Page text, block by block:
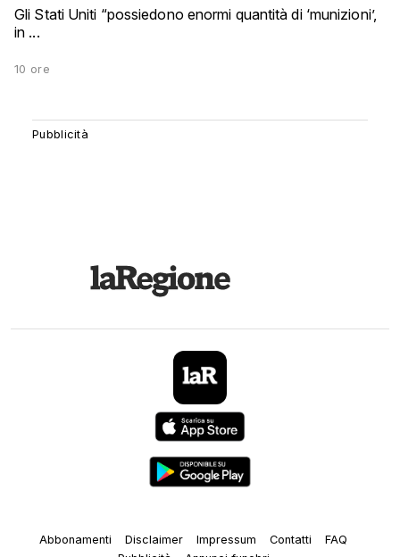
Gli Stati Uniti “possiedono enormi quantità di ‘munizioni’,
in ...
10 ore
Abbonamenti Disclaimer Impressum Contatti
FAQ